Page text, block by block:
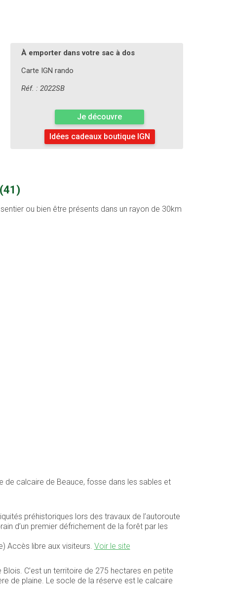
À emporter dans votre sac à dos
Carte IGN rando
Réf. : 2022SB
Je découvre
Idées cadeaux boutique IGN
ou bien être présents dans un rayon de 30km
de calcaire de Beauce, fosse dans les sables et
préhistoriques lors des travaux de l’autoroute
d’un premier défrichement de la forêt par les
Accès libre aux visiteurs. Voir le site
C’est un territoire de 275 hectares en petite
de plaine. Le socle de la réserve est le calcaire